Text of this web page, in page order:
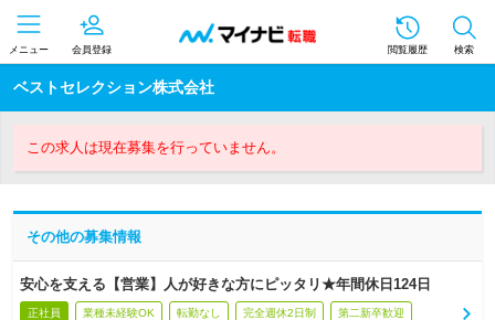
メニュー 会員登録 閲覧履歴 検索
ベストセレクション株式会社
この求人は現在募集を行っていません。
その他の募集情報
安心を支える【営業】人が好きな方にピッタリ★年間休日124日
正社員 業種未経験OK 転勤なし 完全週休2日制 第二新卒歓迎